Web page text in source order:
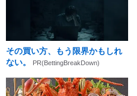
その買い方、もう限界かもしれ
ない。
PR(BettingBreakDown)